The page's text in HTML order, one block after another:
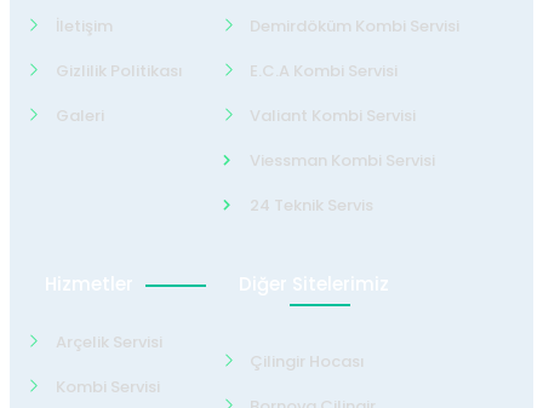
İletişim
Gizlilik Politikası
Galeri
Demirdöküm Kombi Servisi
E.C.A Kombi Servisi
Valiant Kombi Servisi
Viessman Kombi Servisi
24 Teknik Servis
Hizmetler
Arçelik Servisi
Kombi Servisi
Diğer Sitelerimiz
Çilingir Hocası